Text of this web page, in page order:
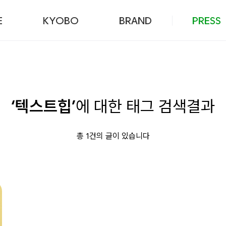
KYOBO BRAND PRESS
‘텍스트힙’에 대한 태그 검색결과
총 1건의 글이 있습니다